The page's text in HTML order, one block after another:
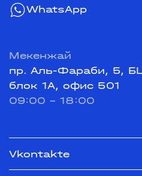
WhatsApp
Мекенжай
пр. Аль-Фараби, 5,
блок 1А, офис 501
09:00 - 18:00
Vkontakte